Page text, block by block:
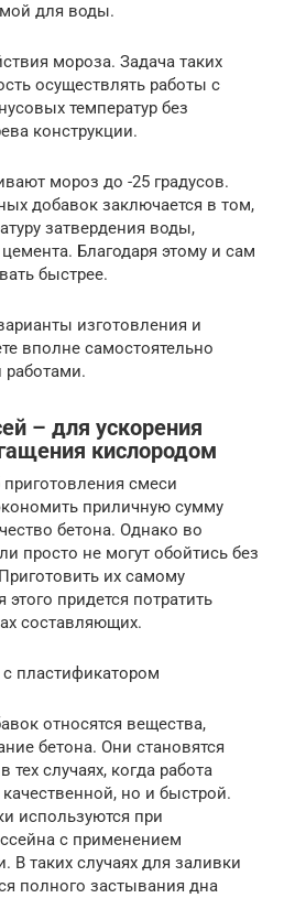
для воды.
мороза. Задача таких
осуществлять работы с
температур без
конструкции.
мороз до -25 градусов.
добавок заключается в том,
затвердения воды,
Благодаря этому и сам
быстрее.
изготовления и
вполне самостоятельно
– для ускорения
кислородом
смеси
приличную сумму
бетона. Однако во
просто не могут обойтись без
их самому
придется потратить
составляющих.
пластификатором
относятся вещества,
бетона. Они становятся
случаях, когда работа
но и быстрой.
используются при
с применением
В таких случаях для заливки
полного застывания дна